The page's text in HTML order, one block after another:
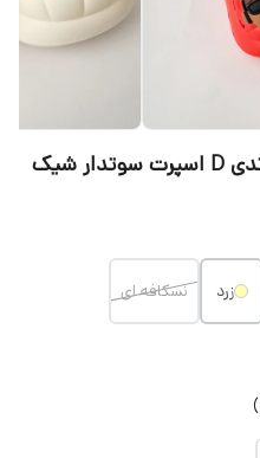
کراکس و دمپایی بچگانه طرح تدی D اسپرت سوتدار شیک
زرد نسکافه ای